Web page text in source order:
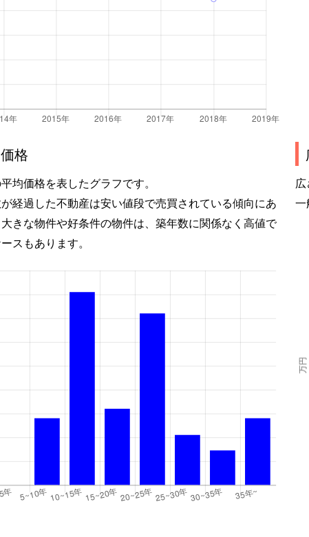
格
均価格を表したグラフです。
経過した不動産は安い値段で売買されている傾向にあ
きな物件や好条件の物件は、築年数に関係なく高値で
スもあります。
一